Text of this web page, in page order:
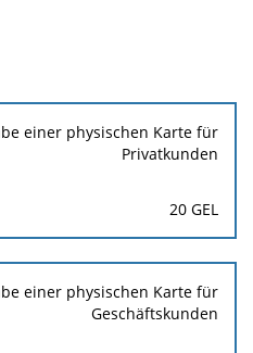
einer physischen Karte für
Privatkunden
20 GEL
einer physischen Karte für
Geschäftskunden